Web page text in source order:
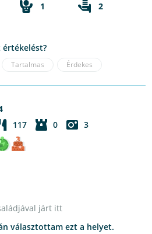
1
2
Tartalmas Érdekes
117 0 3
járt itt
választottam ezt a helyet.